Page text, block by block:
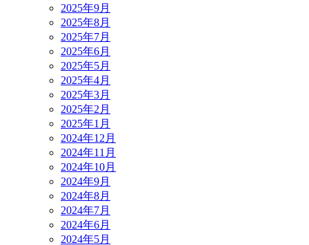
2025年9月
2025年8月
2025年7月
2025年6月
2025年5月
2025年4月
2025年3月
2025年2月
2025年1月
2024年12月
2024年11月
2024年10月
2024年9月
2024年8月
2024年7月
2024年6月
2024年5月